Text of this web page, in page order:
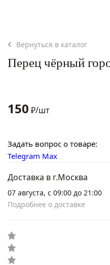
Вернуться в каталог
Перец чёрный
150 ₽/шт
Задать вопрос о товаре:
Telegram Max
Доставка в г.Москва
07 августа, с 09:00 до 21:00
Подробнее о доставке